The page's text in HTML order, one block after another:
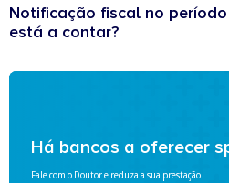
Notificação fiscal no
está a contar?
Há bancos a oferecer
Fale com o Doutor e reduza a sua prestação